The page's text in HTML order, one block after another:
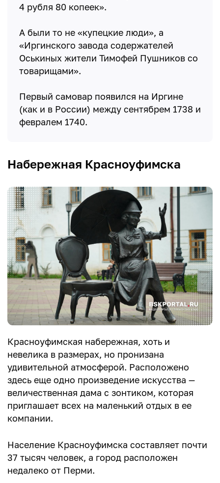
4 рубля 80 копеек».
А были то не «купецкие люди», а
«Иргинского завода содержателей
Оськиных жители Тимофей Пушников со
товарищами».
Первый самовар появился на Иргине
(как и в России) между сентябрем 1738 и
февралем 1740.
Набережная Красноуфимска
Красноуфимская набережная, хоть и
невелика в размерах, но пронизана
удивительной атмосферой. Расположено
здесь еще одно произведение искусства —
величественная дама с зонтиком, которая
приглашает всех на маленький отдых в ее
компании.
Население Красноуфимска составляет почти
37 тысяч человек, а город расположен
недалеко от Перми.